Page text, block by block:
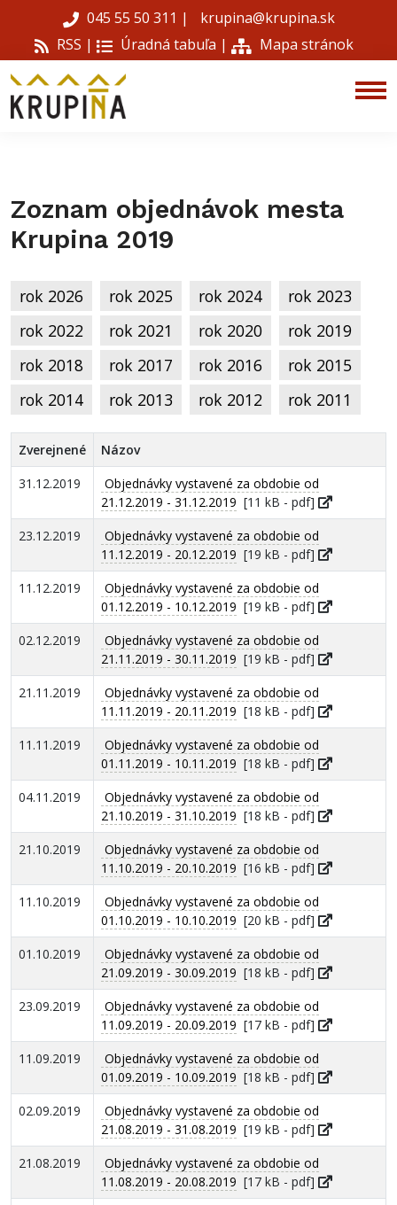
045 55 50 311 |
krupina@krupina.sk
RSS |
Úradná tabuľa | Mapa stránok
Zoznam objednávok mesta
Krupina 2019
rok 2026 rok 2025 rok 2024
rok 2023
rok 2022
rok 2021 rok 2020
rok 2019
rok 2018
rok 2017 rok 2016
rok 2015
rok 2014
rok 2013 rok 2012 rok 2011
Zverejnené
Názov
31.12.2019
Objednávky vystavené za obdobie od
21.12.2019 - 31.12.2019 [11 kB - pdf]
23.12.2019
Objednávky vystavené za obdobie od
11.12.2019 - 20.12.2019 [19 kB - pdf]
11.12.2019
Objednávky vystavené za obdobie od
01.12.2019 - 10.12.2019 [19 kB - pdf]
02.12.2019
Objednávky vystavené za obdobie od
21.11.2019 - 30.11.2019 [19 kB - pdf]
21.11.2019
Objednávky vystavené za obdobie od
11.11.2019 - 20.11.2019 [18 kB - pdf]
11.11.2019
Objednávky vystavené za obdobie od
01.11.2019 - 10.11.2019 [18 kB - pdf]
04.11.2019
Objednávky vystavené za obdobie od
21.10.2019 - 31.10.2019 [18 kB - pdf]
21.10.2019
Objednávky vystavené za obdobie od
11.10.2019 - 20.10.2019 [16 kB - pdf]
11.10.2019
Objednávky vystavené za obdobie od
01.10.2019 - 10.10.2019 [20 kB - pdf]
01.10.2019
Objednávky vystavené za obdobie od
21.09.2019 - 30.09.2019 [18 kB - pdf]
23.09.2019
Objednávky vystavené za obdobie od
11.09.2019 - 20.09.2019 [17 kB - pdf]
11.09.2019
Objednávky vystavené za obdobie od
01.09.2019 - 10.09.2019 [18 kB - pdf]
02.09.2019
Objednávky vystavené za obdobie od
21.08.2019 - 31.08.2019 [19 kB - pdf]
21.08.2019
Objednávky vystavené za obdobie od
11.08.2019 - 20.08.2019 [17 kB - pdf]